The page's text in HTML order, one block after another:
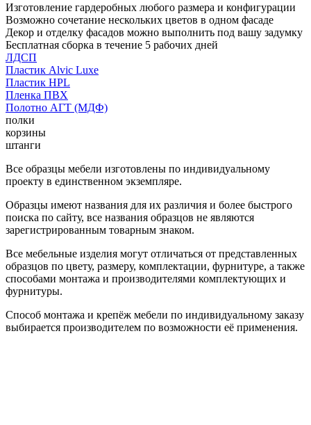
Изготовление гардеробных любого размера и конфигурации
Возможно сочетание нескольких цветов в одном фасаде
Декор и отделку фасадов можно выполнить под вашу задумку
Бесплатная сборка в течение 5 рабочих дней
ЛДСП
Пластик Alvic Luxe
Пластик HPL
Пленка ПВХ
Полотно АГТ (МДФ)
полки
корзины
штанги
Все образцы мебели изготовлены по индивидуальному
проекту в единственном экземпляре.
Образцы имеют названия для их различия и более быстрого
поиска по сайту, все названия образцов не являются
зарегистрированным товарным знаком.
Все мебельные изделия могут отличаться от представленных
образцов по цвету, размеру, комплектации, фурнитуре, а также
способами монтажа и производителями комплектующих и
фурнитуры.
Способ монтажа и крепёж мебели по индивидуальному заказу
выбирается производителем по возможности её применения.